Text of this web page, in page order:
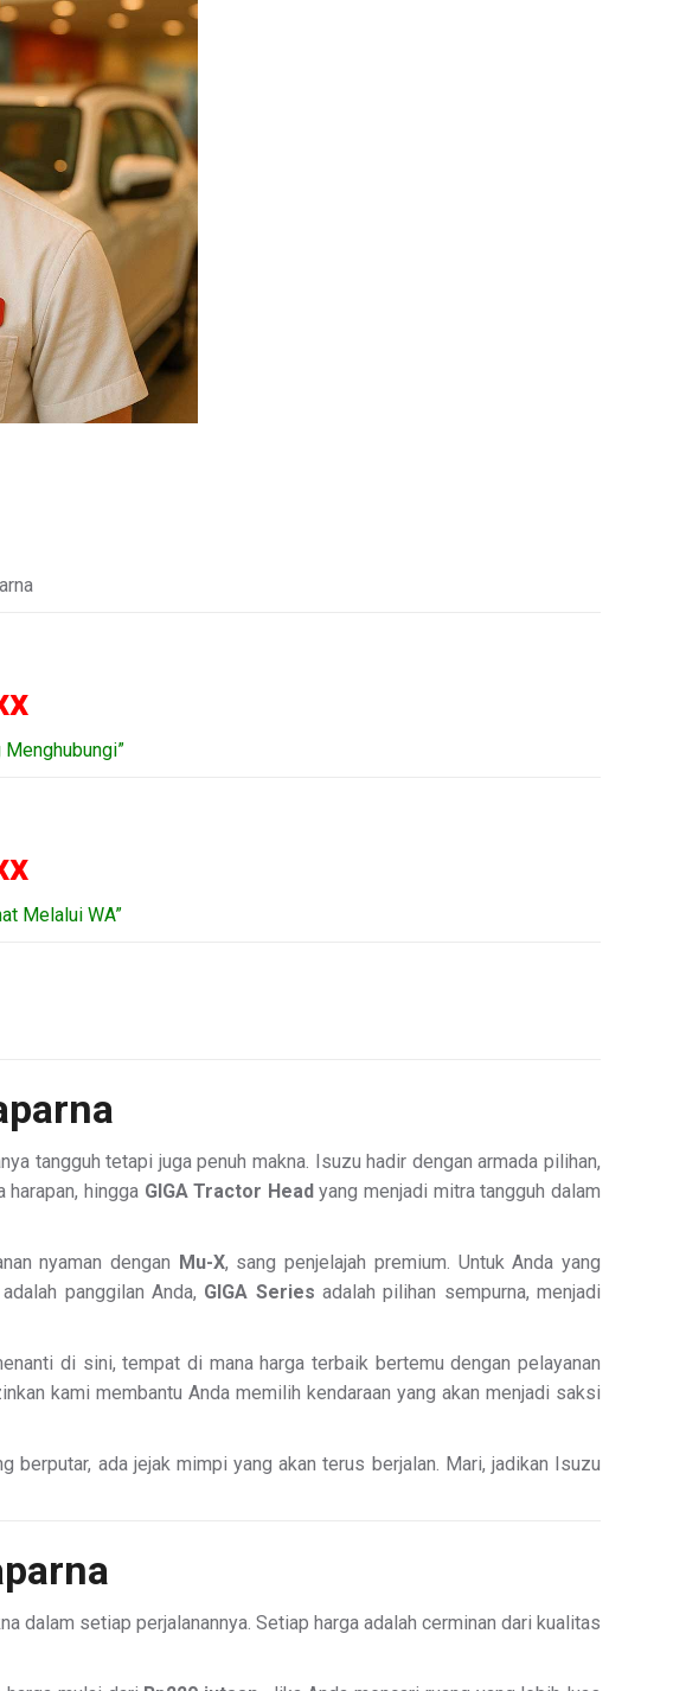
Melalui WA”
tangguh tetapi juga penuh makna. Isuzu hadir dengan armada pilihan,
hingga GIGA Tractor Headyang menjadi mitra tangguh dalam
nyaman dengan Mu-X, sang penjelajah premium. Untuk Anda yang
panggilan Anda, GIGA Series adalah pilihan sempurna, menjadi
di sini, tempat di mana harga terbaik bertemu dengan pelayanan
kami membantu Anda memilih kendaraan yang akan menjadi saksi
ada jejak mimpi yang akan terus berjalan. Mari, jadikan Isuzu
dalam setiap perjalanannya. Setiap harga adalah cerminan dari kualitas